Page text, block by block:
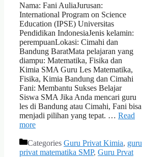
Nama: Fani AuliaJurusan:
International Program on Science
Education (IPSE) Universitas
Pendidikan IndonesiaJenis kelamin:
perempuanLokasi: Cimahi dan
Bandung BaratMata pelajaran yang
diampu: Matematika, Fisika dan
Kimia SMA Guru Les Matematika,
Fisika, Kimia Bandung dan Cimahi
Fani: Membantu Sukses Belajar
Siswa SMA Jika Anda mencari guru
les di Bandung atau Cimahi, Fani bisa
menjadi pilihan yang tepat. … Read
more
Categories Guru Privat Kimia, guru
privat matematika SMP, Guru Prvat